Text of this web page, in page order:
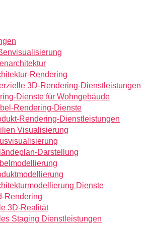
Rendering
3D-Rendering-Dienstleistungen
Dienste für Wohngebäude
Rendering-Dienste
Rendering-Dienstleistungen
Visualisierung
Darstellung
Dienste
Rendering
3D-Realität
Staging Dienstleistungen